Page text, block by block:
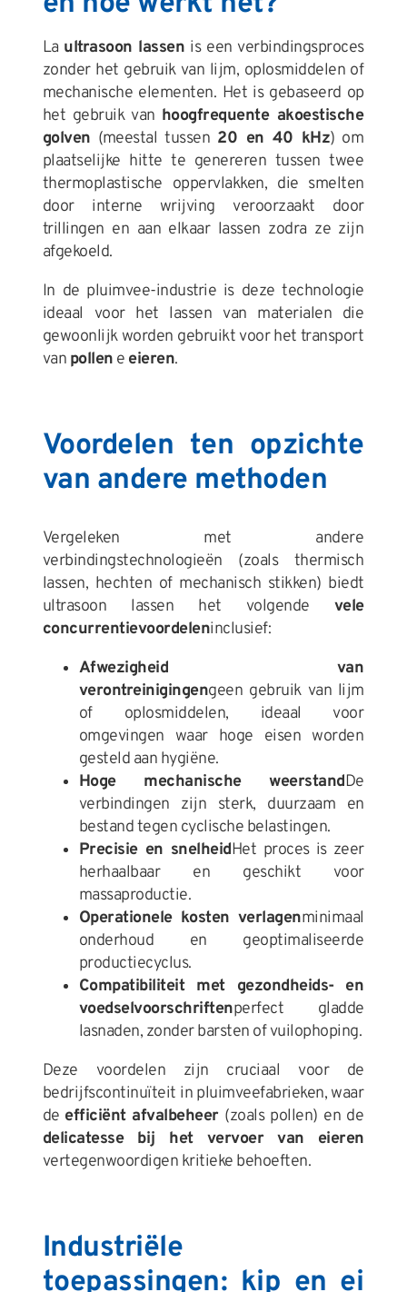
La ultrasoon lassen is een verbindingsproces
zonder het gebruik van lijm, oplosmiddelen of
mechanische elementen. Het is gebaseerd op
het gebruik van hoogfrequente akoestische
golven (meestal tussen 20 en 40 kHz) om
plaatselijke hitte te genereren tussen twee
thermoplastische oppervlakken, die smelten
door interne wrijving veroorzaakt door
trillingen en aan elkaar lassen zodra ze zijn
afgekoeld.
In de pluimvee-industrie is deze technologie
ideaal voor het lassen van materialen die
gewoonlijk worden gebruikt voor het transport
van pollen e eieren.
Voordelen ten opzichte
van andere methoden
Vergeleken met andere
verbindingstechnologieën (zoals thermisch
lassen, hechten of mechanisch stikken) biedt
ultrasoon lassen het volgende vele
concurrentievoordeleninclusief:
Afwezigheid van
verontreinigingengeen gebruik van lijm
of oplosmiddelen, ideaal voor
omgevingen waar hoge eisen worden
gesteld aan hygiëne.
Hoge mechanische weerstandDe
verbindingen zijn sterk, duurzaam en
bestand tegen cyclische belastingen.
Precisie en snelheidHet proces is zeer
herhaalbaar en geschikt voor
massaproductie.
Operationele kosten verlagenminimaal
onderhoud en geoptimaliseerde
productiecyclus.
Compatibiliteit met gezondheids- en
voedselvoorschriftenperfect gladde
lasnaden, zonder barsten of vuilophoping.
Deze voordelen zijn cruciaal voor de
bedrijfscontinuïteit in pluimveefabrieken, waar
de efficiënt afvalbeheer(zoals pollen) en de
delicatesse bij het vervoer van eieren
vertegenwoordigen kritieke behoeften.
Industriële
toepassingen: kip en ei